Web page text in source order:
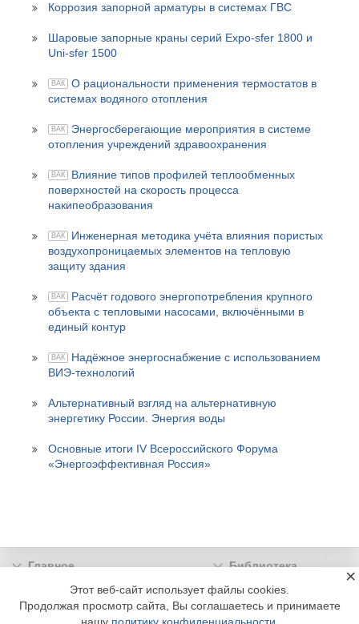
Коррозия запорной арматуры в системах ГВС
Шаровые запорные краны серий Expo-sfer 1800 и
Uni-sfer 1500
ВАК
О рациональности применения термостатов в
системах водяного отопления
ВАК
Энергосберегающие мероприятия в системе
отопления учреждений здравоохранения
ВАК
Влияние типов профилей теплообменных
поверхностей на скорость процесса
накипеобразования
ВАК
Инженерная методика учёта влияния пористых
воздухопроницаемых элементов на тепловую
защиту здания
ВАК
Расчёт годового энергопотребления крупного
объекта с тепловыми насосами, включёнными в
единый контур
ВАК
Надёжное энергоснабжение с использованием
ВИЭ-технологий
Альтернативный взгляд на альтернативную
энергетику России. Энергия воды
Основные итоги IV Всероссийского Форума
«Энергоэффективная Россия»
Главное
Библиотека
Подписка
Реклама
Информация
Этот веб-сайт использует файлы cookies.
Продолжая просмотр сайта, Вы соглашаетесь и принимаете
×